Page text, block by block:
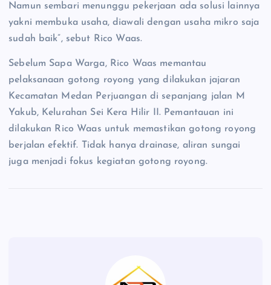
Namun sembari menunggu pekerjaan ada solusi lainnya
yakni membuka usaha, diawali dengan usaha mikro saja
sudah baik”, sebut Rico Waas.
Sebelum Sapa Warga, Rico Waas memantau
pelaksanaan gotong royong yang dilakukan jajaran
Kecamatan Medan Perjuangan di sepanjang jalan M
Yakub, Kelurahan Sei Kera Hilir II. Pemantauan ini
dilakukan Rico Waas untuk memastikan gotong royong
berjalan efektif. Tidak hanya drainase, aliran sungai
juga menjadi fokus kegiatan gotong royong.